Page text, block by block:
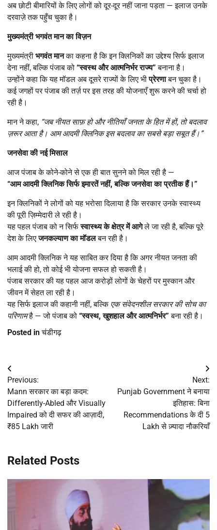
अब छोटी बीमारियों के लिए लोगों को दूर-दूर नहीं जाना पड़ता — इलाज उनके
दरवाज़े तक पहुँच चुका है।
मुख्यमंत्री भगवंत मान का विज़न
मुख्यमंत्री भगवंत मानका कहना है कि इन क्लिनिकों का उद्देश्य सिर्फ इलाज
देना नहीं, बल्कि पंजाब को “स्वस्थ और आत्मनिर्भर राज्य” बनाना है।
उन्होंने कहा कि यह मॉडल अब दूसरे राज्यों के लिए भीप्रेरणाबन चुका है।
कई जगहों पर पंजाब की तर्ज़ पर इस तरह की योजनाएँ शुरू करने की चर्चा हो
रही है।
मान ने कहा, “जब नीयत साफ़ हो और नीतियाँ जनता के हित में हों, तो बदलाव
ज़रूर आता है। आम आदमी क्लिनिक इस बदलाव का सबसे बड़ा सबूत हैं।”
जनसेवा की नई मिसाल
आज पंजाब के कोने-कोने से एक ही बात सुनने को मिल रही है —
“आम आदमी क्लिनिक सिर्फ इमारतें नहीं,बल्कि जनसेवा का प्रतीक हैं।”
इन क्लिनिकों ने लोगों को यह भरोसा दिलाया है कि सरकार उनके स्वास्थ्य
की पूरी ज़िम्मेदारी ले रही है।
यह पहल पंजाब को न सिर्फस्वास्थ्य के क्षेत्र में आगेले जा रही है, बल्कि पूरे
देश के लिएजनकल्याण का मॉडलबन रही है।
आम आदमी क्लिनिक ने यह साबित कर दिया है कि अगर नीयत जनता की
भलाई की हो, तो कोई भी योजना सफल हो सकती है।
पंजाब सरकार की यह पहल आज करोड़ों लोगों के चेहरों पर मुस्कान और
जीवन में सेहत ला रही है।
यह सिर्फ इलाज की कहानी नहीं, बल्कि एक संवेदनशील सरकार की सोच का
परिणामहै — जो पंजाब को “स्वस्थ,खुशहाल और आत्मनिर्भर” बना रही है।
Posted inचंडीगढ़
Post
navigation
Previous:
Mann सरकार का बड़ा कदम:
Differently-Abled और Visually
Impaired को दी सफर की आज़ादी,
₹85 Lakh जारी
Next:
Punjab Government ने बनाया
इतिहास: बिना
Recommendations के दी 5
Lakh से ज़्यादा नौकरियाँ
Related Posts